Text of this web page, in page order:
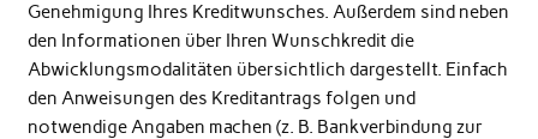
Genehmigung Ihres Kreditwunsches. Außerdem sind neben
den Informationen über Ihren Wunschkredit die
Abwicklungsmodalitäten übersichtlich dargestellt. Einfach
den Anweisungen des Kreditantrags folgen und
notwendige Angaben machen (z. B. Bankverbindung zur